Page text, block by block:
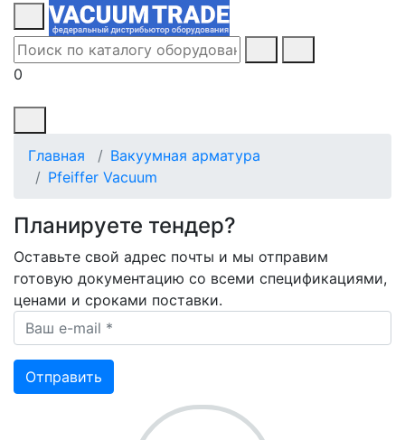
0
Главная
Вакуумная арматура
Pfeiffer Vacuum
Планируете тендер?
Оставьте свой адрес почты и мы отправим
готовую документацию со всеми спецификациями,
ценами и сроками поставки.
Ваш e-mail *
Отправить